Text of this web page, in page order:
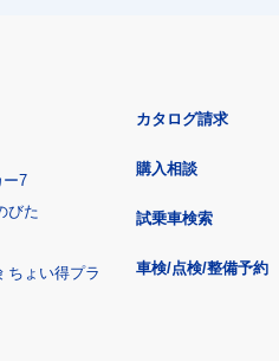
ー7
びた
ちょい得プラ
カタログ請求
購入相談
試乗車検索
車検/点検/整備予約